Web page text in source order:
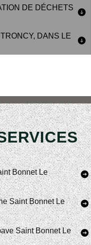
DE DÉCHETS
DANS LE
Bonnet Le
Saint Bonnet Le
Saint Bonnet Le